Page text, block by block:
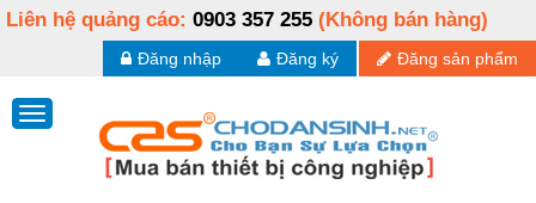
Liên hệ quảng cáo: 0903 357 255 (Không bán hàng)
Đăng sản phẩm
Đăng ký
Đăng nhập